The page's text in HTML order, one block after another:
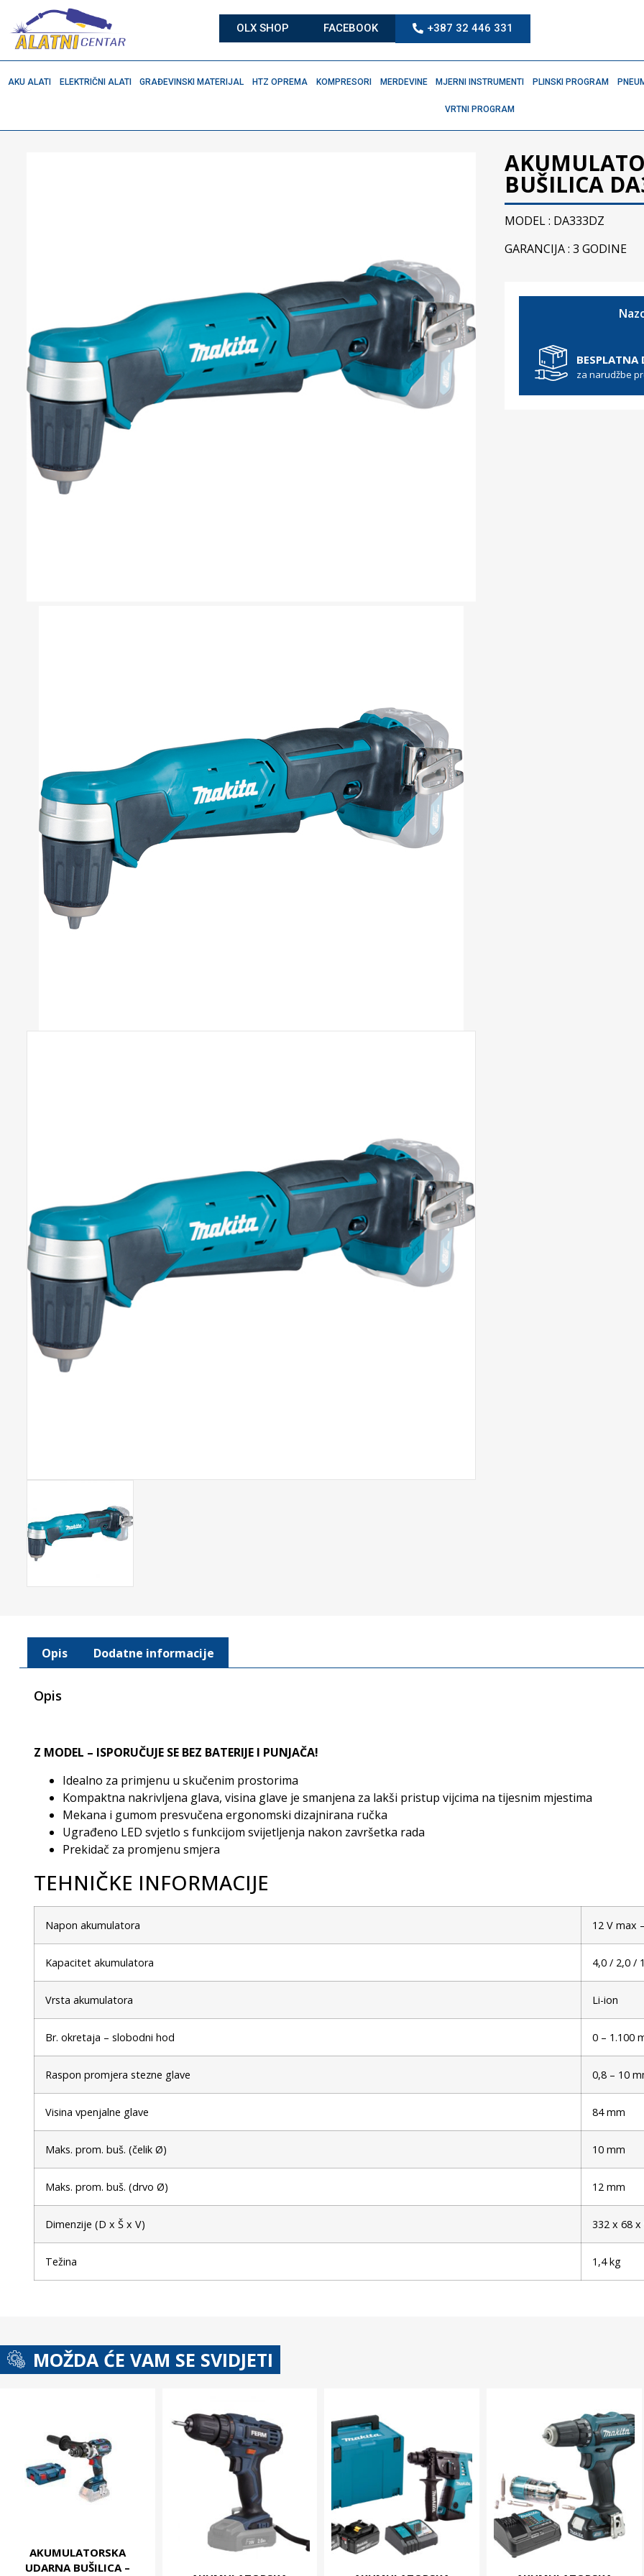
OLX SHOP FACEBOOK +387 32 446 331
AKU ALATI ELEKTRIČNI ALATI GRAĐEVINSKI MATERIJAL HTZ OPREMA KOMPRESORI MERDEVINE MJERNI INSTRUMENTI PLINSKI PROGRAM
VRTNI PROGRAM
BUŠILICA
MODEL : DA333DZ
GARANCIJA : 3 GODINE
BESPLATNA
za narudžbe
Opis Dodatne informacije
Opis
Z MODEL – ISPORUČUJE SE BEZ BATERIJE I PUNJAČA!
Idealno za primjenu u skučenim prostorima
Kompaktna nakrivljena glava, visina glave je smanjena za lakši pristup vijcima na tijesnim mjestima
Mekana i gumom presvučena ergonomski dizajnirana ručka
Ugrađeno LED svjetlo s funkcijom svijetljenja nakon završetka rada
Prekidač za promjenu smjera
TEHNIČKE INFORMACIJE
Napon akumulatora 12 V max
Kapacitet akumulatora 4,0 / 2,0 /
Vrsta akumulatora Li-ion
Br. okretaja – slobodni hod 0 – 1.100
Raspon promjera stezne glave 0,8 – 10
Visina vpenjalne glave 84 mm
Maks. prom. buš. (čelik Ø) 10 mm
Maks. prom. buš. (drvo Ø) 12 mm
Dimenzije (D x Š x V) 332 x 68 x
Težina 1,4 kg
MOŽDA ĆE VAM SE SVIDJETI
AKUMULATORSKA
UDARNA BUŠILICA –